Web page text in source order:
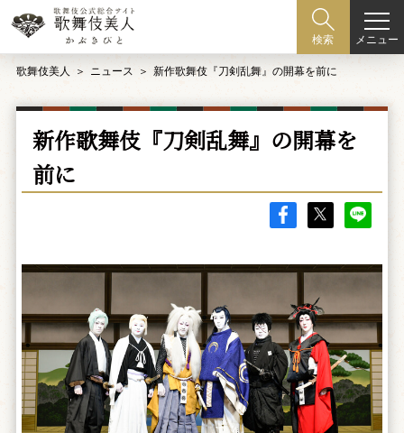
検索 メニュー
歌舞伎美人 ニュース 新作歌舞伎『刀剣乱舞』の開幕を前に
新作歌舞伎『刀剣乱舞』の開幕を
前に